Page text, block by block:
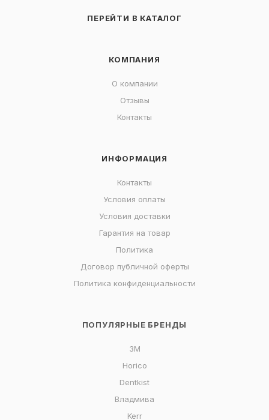
ПЕРЕЙТИ В КАТАЛОГ
КОМПАНИЯ
О компании
Отзывы
Контакты
ИНФОРМАЦИЯ
Контакты
Условия оплаты
Условия доставки
Гарантия на товар
Политика
Договор публичной оферты
Политика конфиденциальности
ПОПУЛЯРНЫЕ БРЕНДЫ
3M
Horico
Dentkist
Владмива
Kerr